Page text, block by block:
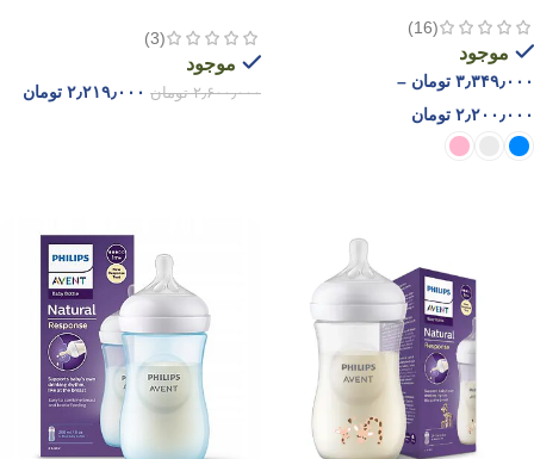
(16)
موجود
۳٫۳۴۹٫۰۰۰ تومان –
۲٫۲۰۰٫۰۰۰ تومان
(3)
موجود
۲٫۶۰۰٫۰۰۰ تومان ۲٫۲۱۹٫۰۰۰ تومان